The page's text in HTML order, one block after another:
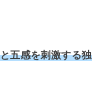
五感を刺激する独